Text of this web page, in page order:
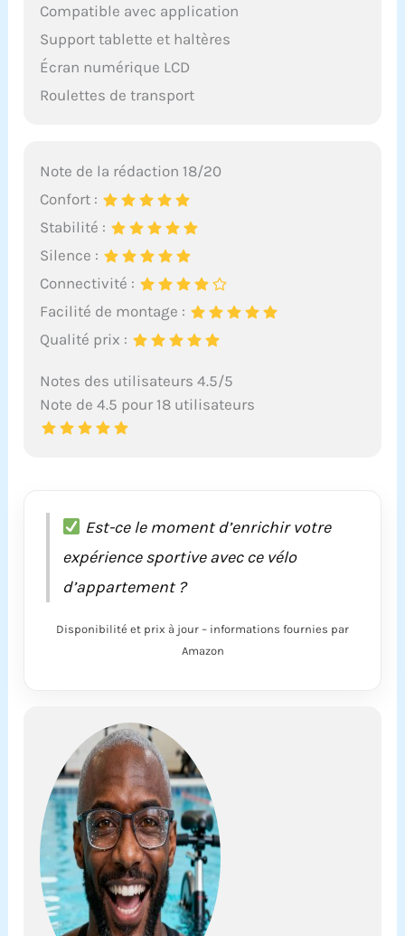
Compatible avec application
Support tablette et haltères
Écran numérique LCD
Roulettes de transport
Note de la rédaction 18/20
Confort :
Stabilité :
Silence :
Connectivité :
Facilité de montage :
Qualité prix :
Notes des utilisateurs 4.5/5
Note de 4.5 pour 18 utilisateurs
Est-ce le moment d’enrichir votre
expérience sportive avec ce vélo
d’appartement ?
Disponibilité et prix à jour – informations fournies par
Amazon